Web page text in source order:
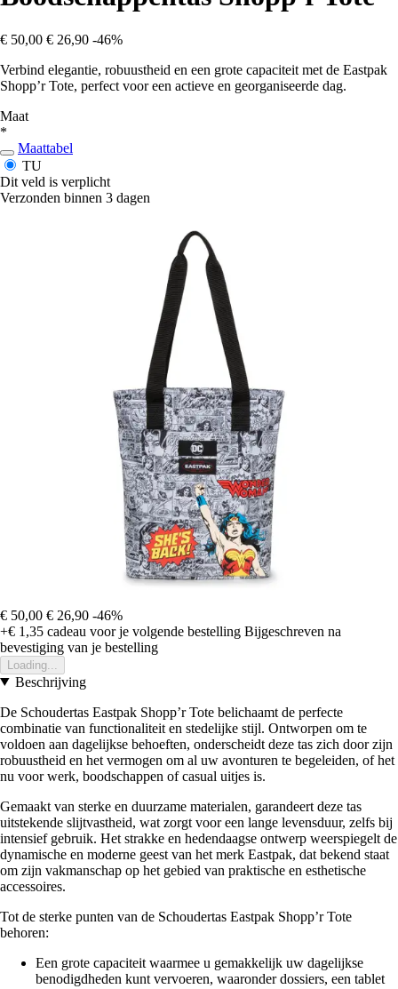
€ 50,00 € 26,90 -46%
Verbind elegantie, robuustheid en een grote capaciteit met de Eastpak
Shopp’r Tote, perfect voor een actieve en georganiseerde dag.
Maat
*
Maattabel
TU
Dit veld is verplicht
Verzonden binnen 3 dagen
€ 50,00 € 26,90 -46%
+€ 1,35 cadeau voor je volgende bestelling Bijgeschreven na
bevestiging van je bestelling
Loading...
Beschrijving
De Schoudertas Eastpak Shopp’r Tote belichaamt de perfecte
combinatie van functionaliteit en stedelijke stijl. Ontworpen om te
voldoen aan dagelijkse behoeften, onderscheidt deze tas zich door zijn
robuustheid en het vermogen om al uw avonturen te begeleiden, of het
nu voor werk, boodschappen of casual uitjes is.
Gemaakt van sterke en duurzame materialen, garandeert deze tas
uitstekende slijtvastheid, wat zorgt voor een lange levensduur, zelfs bij
intensief gebruik. Het strakke en hedendaagse ontwerp weerspiegelt de
dynamische en moderne geest van het merk Eastpak, dat bekend staat
om zijn vakmanschap op het gebied van praktische en esthetische
accessoires.
Tot de sterke punten van de Schoudertas Eastpak Shopp’r Tote
behoren:
Een grote capaciteit waarmee u gemakkelijk uw dagelijkse
benodigdheden kunt vervoeren, waaronder dossiers, een tablet